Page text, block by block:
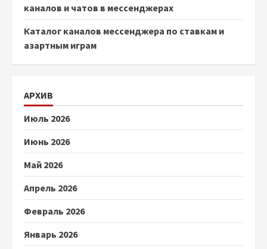
каналов и чатов в мессенджерах
Каталог каналов мессенджера по ставкам и
азартным играм
АРХИВ
Июль 2026
Июнь 2026
Май 2026
Апрель 2026
Февраль 2026
Январь 2026